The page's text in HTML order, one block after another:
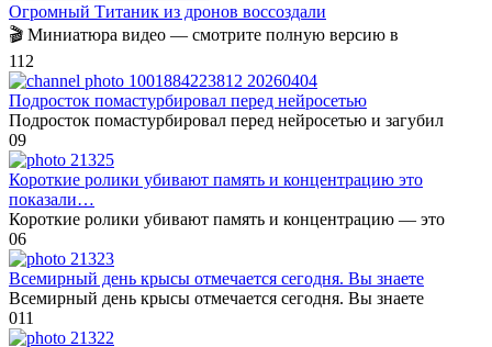
Огромный Титаник из дронов воссоздали
🎬 Миниатюра видео — смотрите полную версию в
112
Подросток помастурбировал перед нейросетью
Подросток помастурбировал перед нейросетью и загубил
09
Короткие ролики убивают память и концентрацию это
показали…
Короткие ролики убивают память и концентрацию — это
06
Всемирный день крысы отмечается сегодня. Вы знаете
Всемирный день крысы отмечается сегодня. Вы знаете
011